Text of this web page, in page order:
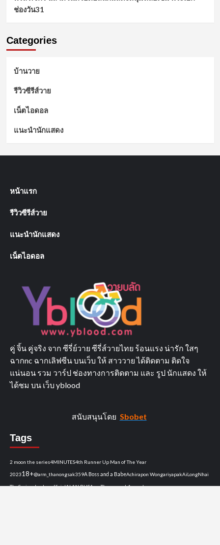
ช่องวัน31
Categories
บ้านวาย
รีวิวซีรีส์วาย
เน็ตไอดอล
แนะนำนักแสดง
หน้าแรก
รีวิวซีรีส์วาย
แนะนำนักแสดง
เน็ตไอดอล
คู่ จิ้น คู่จริง จาก ซีรี่ย์วาย ซีรี่ส์วายไทย ร้อนแรง น่ารัก ใสๆ
ฉากnc ฉากเลิฟซีน บนเว็บ ให้ สาววาย ได้ติดตาม ติดใจ
แน่นอน รวม วาร์ป ช่องทางการติดตาม และ รูป นักแสดง ให้
ได้ชม บน เว็บ yblood
สนับสนุนโดย Sbobet
Tags
2 moon the series4MINUTES4th Runner Up Man of The Year
202318+@arm_thanongsak359A Boss and a BabeAchirapon WongariyapakAiLongNhai
TheSeriesalan.busofficialALAN BUSArm ThanongsakAsgard